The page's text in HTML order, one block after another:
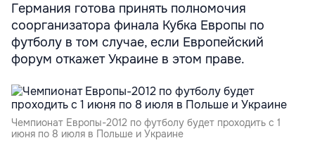
Германия готова принять полномочия
соорганизатора финала Кубка Европы по
футболу в том случае, если Европейский
форум откажет Украине в этом праве.
Чемпионат Европы-2012 по футболу будет проходить с 1
июня по 8 июля в Польше и Украине